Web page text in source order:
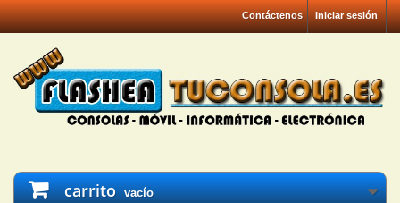
Iniciar sesión
Contáctenos
carrito vacío